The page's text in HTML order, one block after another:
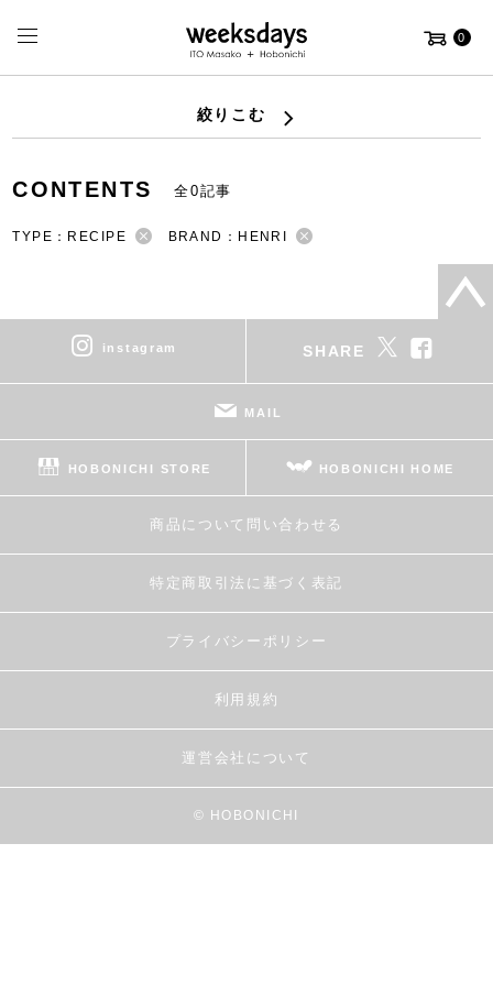
0
絞りこむ
CONTENTS 全0記事
TYPE：RECIPE BRAND：HENRI
instagram SHARE
MAIL
HOBONICHI STORE HOBONICHI HOME
商品について問い合わせる
特定商取引法に基づく表記
プライバシーポリシー
利用規約
運営会社について
© HOBONICHI